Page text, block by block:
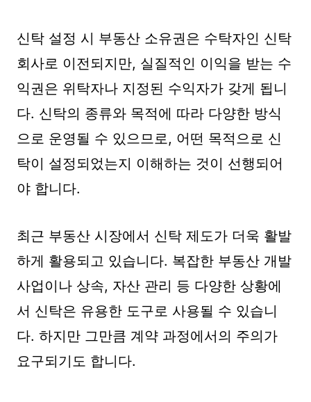
신탁 설정 시 부동산 소유권은 수탁자인 신탁
회사로 이전되지만, 실질적인 이익을 받는 수
익권은 위탁자나 지정된 수익자가 갖게 됩니
다. 신탁의 종류와 목적에 따라 다양한 방식
으로 운영될 수 있으므로, 어떤 목적으로 신
탁이 설정되었는지 이해하는 것이 선행되어
야 합니다.
최근 부동산 시장에서 신탁 제도가 더욱 활발
하게 활용되고 있습니다. 복잡한 부동산 개발
사업이나 상속, 자산 관리 등 다양한 상황에
서 신탁은 유용한 도구로 사용될 수 있습니
다. 하지만 그만큼 계약 과정에서의 주의가
요구되기도 합니다.